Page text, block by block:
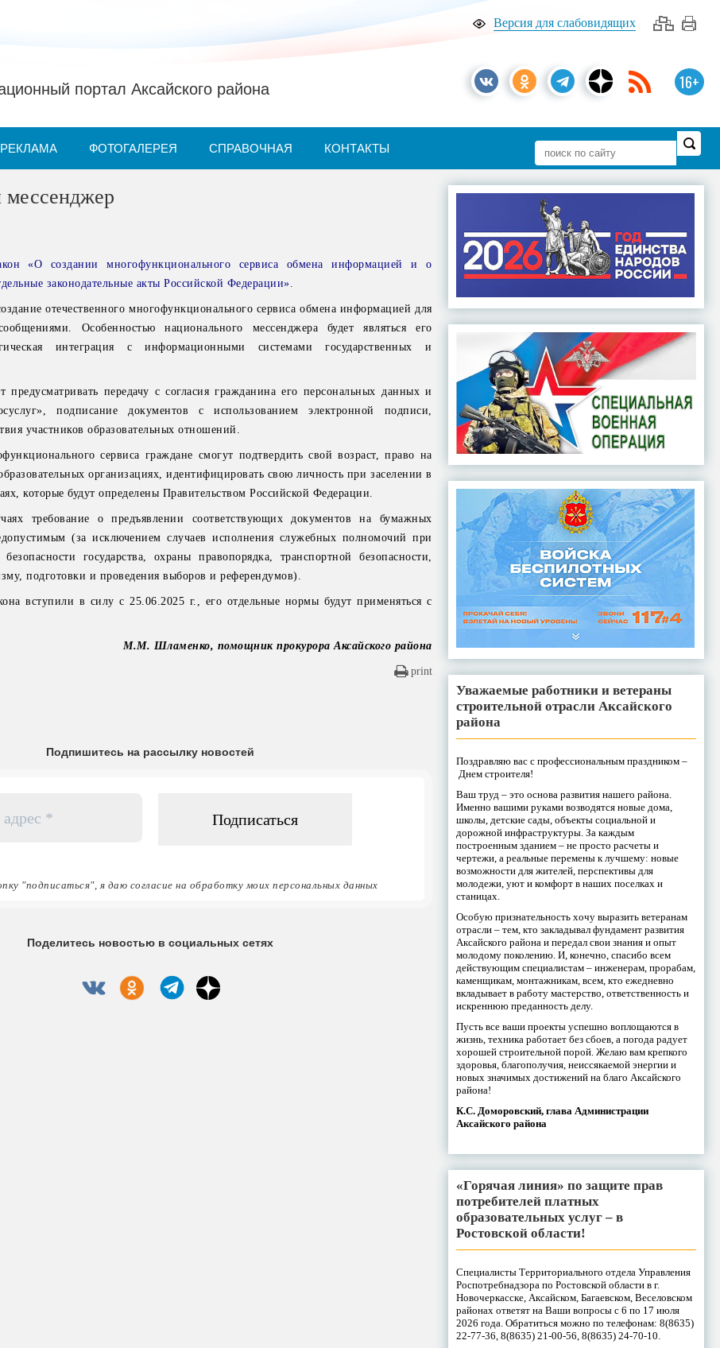
Версия для слабовидящих
16+
портал Аксайского района
РЕКЛАМА ФОТОГАЛЕРЕЯ СПРАВОЧНАЯ КОНТАКТЫ
«О создании многофункционального сервиса обмена информацией и о
законодательные акты Российской Федерации».
отечественного многофункционального сервиса обмена информацией для
Особенностью национального мессенджера будет являться его
интеграция с информационными системами государственных и
предусматривать передачу с согласия гражданина его персональных данных и
подписание документов с использованием электронной подписи,
участников образовательных отношений.
сервиса граждане смогут подтвердить свой возраст, право на
организациях, идентифицировать свою личность при заселении в
которые будут определены Правительством Российской Федерации.
требование о предъявлении соответствующих документов на бумажных
(за исключением случаев исполнения служебных полномочий при
государства, охраны правопорядка, транспортной безопасности,
подготовки и проведения выборов и референдумов).
вступили в силу с 25.06.2025 г., его отдельные нормы будут применяться с
М.М. Шламенко, помощник прокурора Аксайского района
print
Подпишитесь на рассылку новостей
"подписаться", я даю согласие на обработку моих персональных данных
Поделитесь новостью в социальных сетях
Уважаемые работники и ветераны
строительной отрасли Аксайского
района
Поздравляю вас с профессиональным праздником –
Днем строителя!
Ваш труд – это основа развития нашего района.
Именно вашими руками возводятся новые дома,
школы, детские сады, объекты социальной и
дорожной инфраструктуры. За каждым
построенным зданием – не просто расчеты и
чертежи, а реальные перемены к лучшему: новые
возможности для жителей, перспективы для
молодежи, уют и комфорт в наших поселках и
станицах.
Особую признательность хочу выразить ветеранам
отрасли – тем, кто закладывал фундамент развития
Аксайского района и передал свои знания и опыт
молодому поколению. И, конечно, спасибо всем
действующим специалистам – инженерам, прорабам,
каменщикам, монтажникам, всем, кто ежедневно
вкладывает в работу мастерство, ответственность и
искреннюю преданность делу.
Пусть все ваши проекты успешно воплощаются в
жизнь, техника работает без сбоев, а погода радует
хорошей строительной порой. Желаю вам крепкого
здоровья, благополучия, неиссякаемой энергии и
новых значимых достижений на благо Аксайского
района!
К.С. Доморовский, глава Администрации
Аксайского района
«Горячая линия» по защите прав
потребителей платных
образовательных услуг – в
Ростовской области!
Специалисты Территориального отдела Управления
Роспотребнадзора по Ростовской области в г.
Новочеркасске, Аксайском, Багаевском, Веселовском
районах ответят на Ваши вопросы с 6 по 17 июля
2026 года. Обратиться можно по телефонам: 8(8635)
22-77-36, 8(8635) 21-00-56, 8(8635) 24-70-10.